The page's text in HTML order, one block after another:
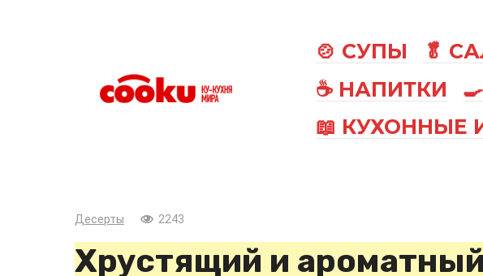
🍲 СУПЫ 🥬
☕ НАПИТКИ
📖 КУХОННЫЕ
Десерты 2243
Хрустящий и ароматный